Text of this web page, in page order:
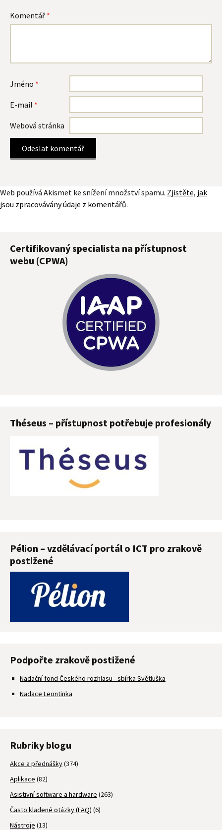
Komentář *
Jméno *
E-mail *
Webová stránka
Web používá Akismet ke snížení množství spamu. Zjistěte, jak
jsou zpracovávány údaje z komentářů.
Certifikovaný specialista na přístupnost
webu (CPWA)
Théseus – přístupnost potřebuje profesionály
Pélion – vzdělávací portál o ICT pro zrakově
postižené
Podpořte zrakově postižené
Nadační fond Českého rozhlasu - sbírka Světluška
Nadace Leontinka
Rubriky blogu
Akce a přednášky(374)
Aplikace (82)
Asistivní software a hardware (263)
Často kladené otázky (FAQ) (6)
Nástroje (13)